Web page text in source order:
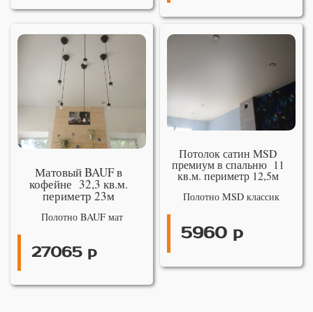
Матовый BAUF в
кофейне 32,3 кв.м.
периметр 23м
Полотно BAUF мат
27065 р
Потолок сатин MSD
премиум в спальню 11
кв.м. периметр 12,5м
Полотно MSD классик
5960 р